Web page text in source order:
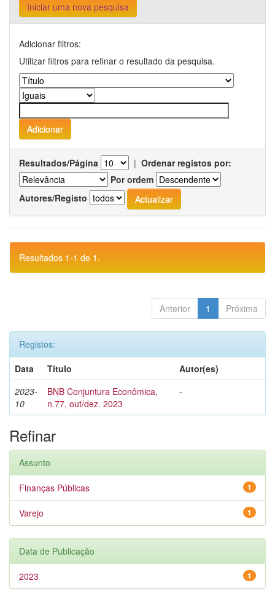
Iniciar uma nova pesquisa
Adicionar filtros:
Utilizar filtros para refinar o resultado da pesquisa.
Resultados/Página | Ordenar registos por:
Por ordem
Autores/Registo
Resultados 1-1 de 1.
Anterior 1 Próxima
Registos:
Data
Título
Autor(es)
2023-
10
BNB Conjuntura Econômica,
n.77, out/dez. 2023
-
Refinar
Assunto
1
Finanças Públicas
1
Varejo
Data de Publicação
1
2023